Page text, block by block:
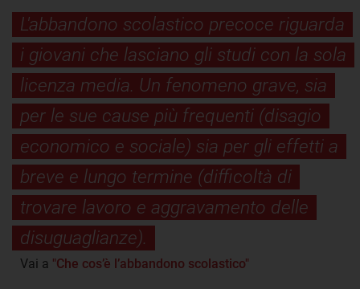
L'abbandono scolastico precoce riguarda
i giovani che lasciano gli studi con la sola
licenza media. Un fenomeno grave, sia
per le sue cause più frequenti (disagio
economico e sociale) sia per gli effetti a
breve e lungo termine (difficoltà di
trovare lavoro e aggravamento delle
disuguaglianze).
Vai a "Che cos’è l’abbandono scolastico"